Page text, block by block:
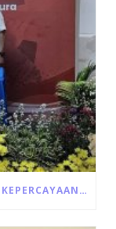
BAHANA ARTHA VENTURA MENDAPAT KEPERCAYAAN UNTUK PENYALURAN LANGSUNG PROGRAM ULTRA MIKRO DARI PEMERINTAH